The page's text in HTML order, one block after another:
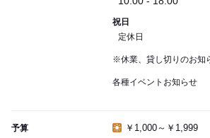
祝日
定休日
※休業、貸し切りのお知
各種イベントお知らせ
予算 ￥1,000～￥1,999